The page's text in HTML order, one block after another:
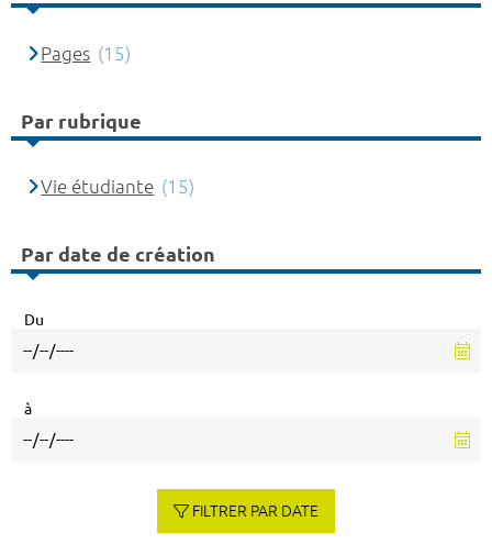
Pages (15)
Par rubrique
Vie étudiante (15)
Par date de création
Du
à
FILTRER PAR DATE